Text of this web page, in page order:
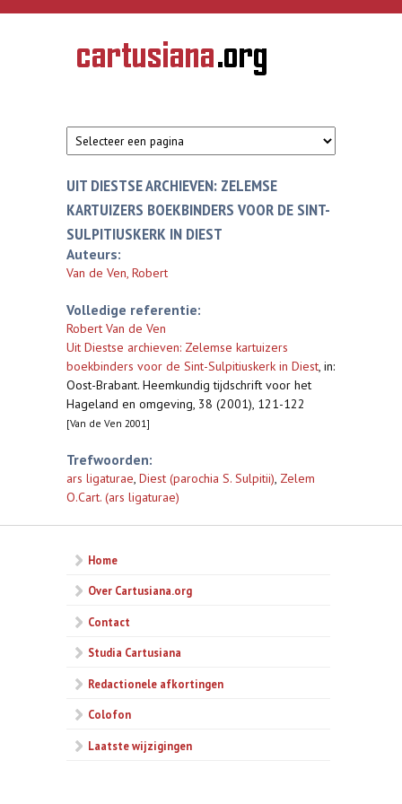
Overslaan en naar de inhoud gaan
CARTUSIANA
Geschiedenis
van de
UIT DIESTSE ARCHIEVEN: ZELEMSE
KARTUIZERS BOEKBINDERS VOOR DE SINT-
SULPITIUSKERK IN DIEST
Auteurs:
Van de Ven, Robert
Volledige referentie:
Robert Van de Ven
Uit Diestse archieven: Zelemse kartuizers
boekbinders voor de Sint-Sulpitiuskerk in Diest, in:
Oost-Brabant. Heemkundig tijdschrift voor het
Hageland en omgeving, 38 (2001), 121-122
[Van de Ven 2001]
Trefwoorden:
ars ligaturae, Diest (parochia S. Sulpitii), Zelem
O.Cart. (ars ligaturae)
Home
Over Cartusiana.org
Contact
Studia Cartusiana
Redactionele afkortingen
Colofon
Laatste wijzigingen